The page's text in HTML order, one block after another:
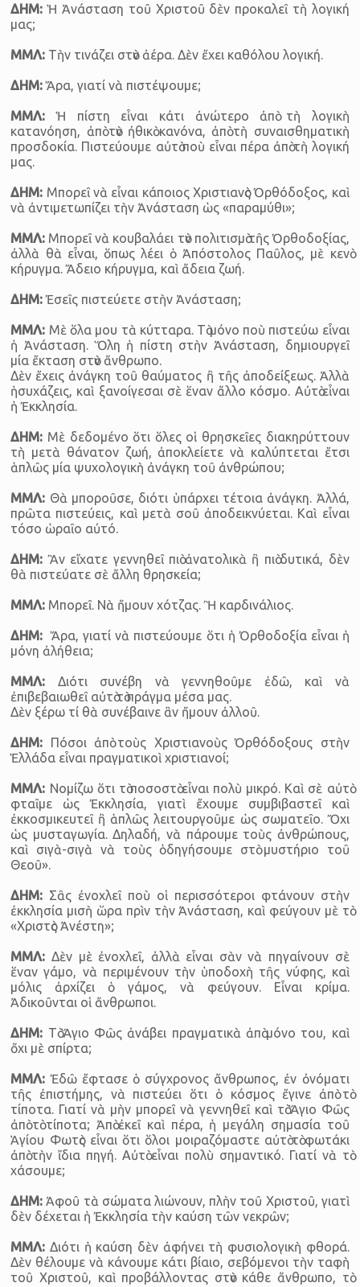
ΔΗΜ:Ἡ Ἀνάσταση τοῦ Χριστοῦ δὲν προκαλεῖ τὴ λογική
μας;
ΜΜΛ: Τὴν τινάζει στὸν ἀέρα. Δὲν ἔχει καθόλου λογική.
ΔΗΜ:Ἄρα, γιατί νὰ πιστέψουμε;
ΜΜΛ:Ἡ πίστη εἶναι κάτι ἀνώτερο ἀπὸ τὴ λογικὴ
κατανόηση, ἀπὸ τὸν ἠθικὸ κανόνα, ἀπὸ τὴ συναισθηματικὴ
προσδοκία. Πιστεύουμε αὐτὸ ποὺ εἶναι πέρα ἀπὸ τὴ λογική
μας.
ΔΗΜ: Μπορεῖ νὰ εἶναι κάποιος Χριστιανὸς Ὀρθόδοξος, καὶ
νὰ ἀντιμετωπίζει τὴν Ἀνάσταση ὡς «παραμύθι»;
ΜΜΛ: Μπορεῖ νὰ κουβαλάει τὸν πολιτισμὸ τῆς Ὀρθοδοξίας,
ἀλλὰ θὰ εἶναι, ὅπως λέει ὁ Ἀπόστολος Παῦλος, μὲ κενὸ
κήρυγμα. Ἄδειο κήρυγμα, καὶ ἄδεια ζωή.
ΔΗΜ:Ἐσεῖς πιστεύετε στὴν Ἀνάσταση;
ΜΜΛ: Μὲ ὅλα μου τὰ κύτταρα. Τὸ μόνο ποὺ πιστεύω εἶναι
ἡ Ἀνάσταση. Ὅλη ἡ πίστη στὴν Ἀνάσταση, δημιουργεῖ
μία ἔκταση στὸν ἄνθρωπο.
Δὲν ἔχεις ἀνάγκη τοῦ θαύματος ἢ τῆς ἀποδείξεως. Ἀλλὰ
ἡσυχάζεις, καὶ ξανοίγεσαι σὲ ἕναν ἄλλο κόσμο. Αὐτὸ εἶναι
ἡ Ἐκκλησία.
ΔΗΜ: Μὲ δεδομένο ὅτι ὅλες οἱ θρησκεῖες διακηρύττουν
τὴ μετὰ θάνατον ζωή, ἀποκλείετε νὰ καλύπτεται ἔτσι
ἁπλῶς μία ψυχολογικὴ ἀνάγκη τοῦ ἀνθρώπου;
ΜΜΛ: Θὰ μποροῦσε, διότι ὑπάρχει τέτοια ἀνάγκη. Ἀλλά,
πρῶτα πιστεύεις, καὶ μετὰ σοῦ ἀποδεικνύεται. Καὶ εἶναι
τόσο ὡραῖο αὐτό.
ΔΗΜ:Ἂν εἴχατε γεννηθεῖ πιὸ ἀνατολικὰ ἢ πιὸ δυτικά, δὲν
θὰ πιστεύατε σὲ ἄλλη θρησκεία;
ΜΜΛ: Μπορεῖ. Νὰ ἤμουν χότζας. Ἢ καρδινάλιος.
ΔΗΜ:Ἄρα, γιατί νὰ πιστεύουμε ὅτι ἡ Ὀρθοδοξία εἶναι ἡ
μόνη ἀλήθεια;
ΜΜΛ: Διότι συνέβη νὰ γεννηθοῦμε ἐδῶ, καὶ νὰ
ἐπιβεβαιωθεῖ αὐτὸ τὸ πράγμα μέσα μας.
Δὲν ξέρω τί θὰ συνέβαινε ἂν ἤμουν ἀλλοῦ.
ΔΗΜ: Πόσοι ἀπὸ τοὺς Χριστιανοὺς Ὀρθόδοξους στὴν
Ἑλλάδα εἶναι πραγματικοὶ χριστιανοί;
ΜΜΛ: Νομίζω ὅτι τὸ ποσοστὸ εἶναι πολὺ μικρό. Καὶ σὲ αὐτὸ
φταῖμε ὡς Ἐκκλησία, γιατὶ ἔχουμε συμβιβαστεῖ καὶ
ἐκκοσμικευτεῖ ἢ ἁπλῶς λειτουργοῦμε ὡς σωματεῖο. Ὄχι
ὡς μυσταγωγία. Δηλαδή, νὰ πάρουμε τοὺς ἀνθρώπους,
καὶ σιγὰ-σιγὰ νὰ τοὺς ὁδηγήσουμε στὸ μυστήριο τοῦ
Θεοῦ».
ΔΗΜ: Σᾶς ἐνοχλεῖ ποὺ οἱ περισσότεροι φτάνουν στὴν
ἐκκλησία μισὴ ὥρα πρὶν τὴν Ἀνάσταση, καὶ φεύγουν μὲ τὸ
«Χριστὸς Ἀνέστη»;
ΜΜΛ: Δὲν μὲ ἐνοχλεῖ, ἀλλὰ εἶναι σὰν νὰ πηγαίνουν σὲ
ἕναν γάμο, νὰ περιμένουν τὴν ὑποδοχὴ τῆς νύφης, καὶ
μόλις ἀρχίζει ὁ γάμος, νὰ φεύγουν. Εἶναι κρίμα.
Ἀδικοῦνται οἱ ἄνθρωποι.
ΔΗΜ: Τὸ Ἅγιο Φῶς ἀνάβει πραγματικὰ ἀπὸ μόνο του, καὶ
ὄχι μὲ σπίρτα;
ΜΜΛ:Ἐδῶ ἔφτασε ὁ σύγχρονος ἄνθρωπος, ἐν ὀνόματι
τῆς ἐπιστήμης, νὰ πιστεύει ὅτι ὁ κόσμος ἔγινε ἀπὸ τὸ
τίποτα. Γιατί νὰ μὴν μπορεῖ νὰ γεννηθεῖ καὶ τὸ Ἅγιο Φῶς
ἀπὸ τὸ τίποτα; Ἀπὸ ἐκεῖ καὶ πέρα, ἡ μεγάλη σημασία τοῦ
Ἁγίου Φωτὸς εἶναι ὅτι ὅλοι μοιραζόμαστε αὐτὸ τὸ φωτάκι
ἀπὸ τὴν ἴδια πηγή. Αὐτὸ εἶναι πολὺ σημαντικό. Γιατί νὰ τὸ
χάσουμε;
ΔΗΜ:Ἀφοῦ τὰ σώματα λιώνουν, πλὴν τοῦ Χριστοῦ, γιατὶ
δὲν δέχεται ἡ Ἐκκλησία τὴν καύση τῶν νεκρῶν;
ΜΜΛ: Διότι ἡ καύση δὲν ἀφήνει τὴ φυσιολογικὴ φθορά.
Δὲν θέλουμε νὰ κάνουμε κάτι βίαιο, σεβόμενοι τὴν ταφὴ
τοῦ Χριστοῦ, καὶ προβάλλοντας στὸν κάθε ἄνθρωπο, τὸ